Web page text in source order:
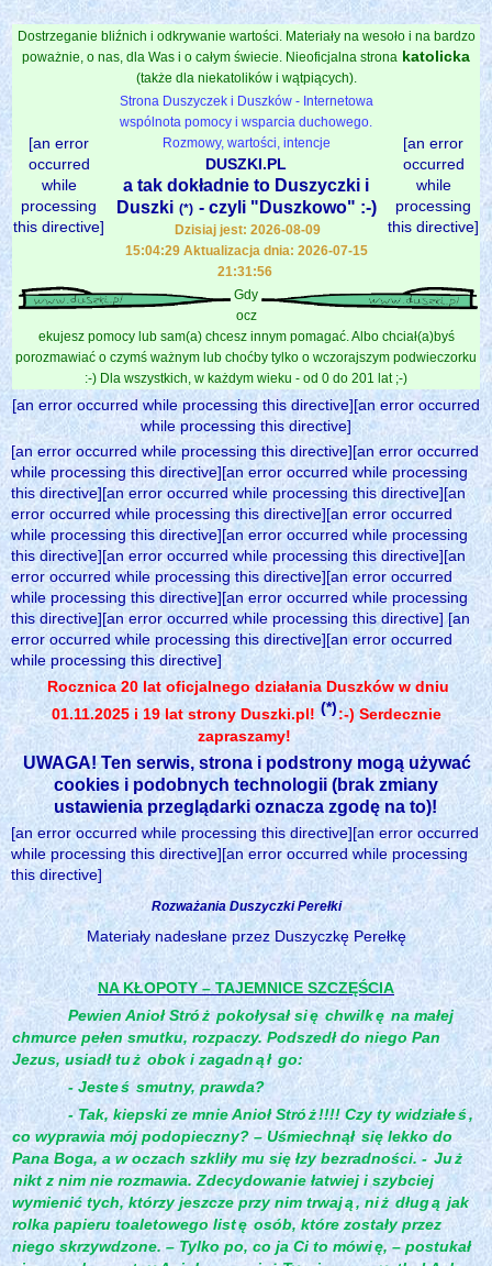
Dostrzeganie bliźnich i odkrywanie wartości. Materiały na wesoło i na bardzo
poważnie, o nas, dla Was i o całym świecie. Nieoficjalna strona katolicka
(także dla niekatolików i wątpiących).
[an error
occurred
while
processing
this directive]
Strona Duszyczek i Duszków - Internetowa
wspólnota pomocy i wsparcia duchowego.
Rozmowy, wartości, intencje
DUSZKI.PL
a tak dokładnie to Duszyczki i
Duszki (*) - czyli "Duszkowo" :-)
Dzisiaj jest: 2026-08-09
15:04:29 Aktualizacja dnia: 2026-07-15
21:31:56
[an error
occurred
while
processing
this directive]
Gdy
ocz
ekujesz pomocy lub sam(a) chcesz innym pomagać. Albo chciał(a)byś
porozmawiać o czymś ważnym lub choćby tylko o wczorajszym podwieczorku
:-) Dla wszystkich, w każdym wieku - od 0 do 201 lat ;-)
[an error occurred while processing this directive][an error occurred
while processing this directive]
[an error occurred while processing this directive][an error occurred
while processing this directive][an error occurred while processing
this directive][an error occurred while processing this directive][an
error occurred while processing this directive][an error occurred
while processing this directive][an error occurred while processing
this directive][an error occurred while processing this directive][an
error occurred while processing this directive][an error occurred
while processing this directive][an error occurred while processing
this directive][an error occurred while processing this directive] [an
error occurred while processing this directive][an error occurred
while processing this directive]
Rocznica 20 lat oficjalnego działania Duszków w dniu
01.11.2025 i 19 lat strony Duszki.pl! (*):-) Serdecznie
zapraszamy!
UWAGA! Ten serwis, strona i podstrony mogą używać
cookies i podobnych technologii (brak zmiany
ustawienia przeglądarki oznacza zgodę na to)!
[an error occurred while processing this directive][an error occurred
while processing this directive][an error occurred while processing
this directive]
Rozważania Duszyczki Perełki
Materiały nadesłane przez Duszyczkę Perełkę
NA KŁOPOTY – TAJEMNICE SZCZĘŚCIA
Pewien Anioł Stróż pokołysał się chwilkę na małej
chmurce pełen smutku, rozpaczy. Podszedł do niego Pan
Jezus, usiadł tuż obok i zagadnął go:
- Jesteś smutny, prawda?
- Tak, kiepski ze mnie Anioł Stróż!!!! Czy ty widziałeś,
co wyprawia mój podopieczny? – Uśmiechnąłsię lekko do
Pana Boga, a w oczach szkliły mu się łzy bezradności. - Już
nikt z nim nie rozmawia. Zdecydowanie łatwiej i szybciej
wymienić tych, którzy jeszcze przy nim trwają, niż długą jak
rolka papieru toaletowego listę osób, które zostały przez
niego skrzywdzone. – Tylko po, co ja Ci to mówię, – postukał